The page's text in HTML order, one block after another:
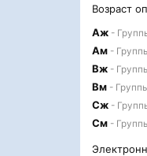
Возраст
Aж -
Aм -
Bж -
Bм -
Cж -
Cм -